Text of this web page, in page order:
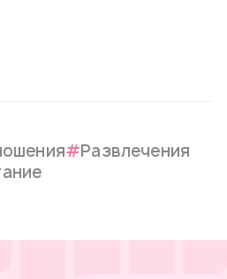
Развлечения